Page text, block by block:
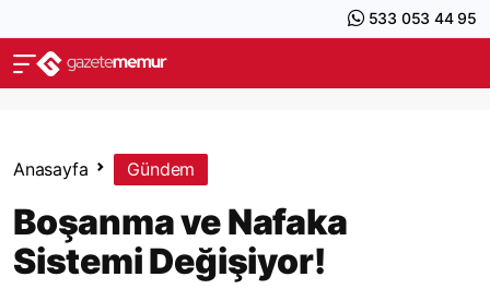
533 053 44 95
Anasayfa Gündem
Boşanma ve Nafaka
Sistemi Değişiyor!